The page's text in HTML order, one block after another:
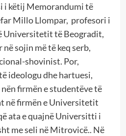
i këtij Memorandumi të
Millo Llompar, profesori i
Universitetit të Beogradit,
sojin më të keq serb,
shovinist. Por,
ideologu dhe hartuesi,
firmën e studentëve të
në firmën e Universitetit
ata e quajnë Universitti i
me seli në Mitrovicë.. Në